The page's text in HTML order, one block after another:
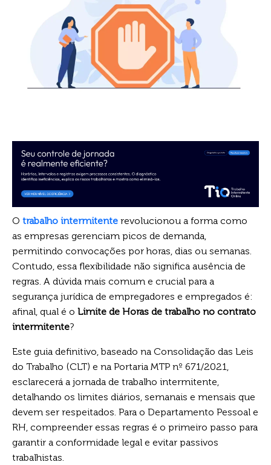
O trabalho intermitente revolucionou a forma como
as empresas gerenciam picos de demanda,
permitindo convocações por horas, dias ou semanas.
Contudo, essa flexibilidade não significa ausência de
regras. A dúvida mais comum e crucial para a
segurança jurídica de empregadores e empregados é:
afinal, qual é o Limite de Horas de trabalho no contrato
intermitente?
Este guia definitivo, baseado na Consolidação das Leis
do Trabalho (CLT) e na Portaria MTP nº 671/2021,
esclarecerá a jornada de trabalho intermitente,
detalhando os limites diários, semanais e mensais que
devem ser respeitados. Para o Departamento Pessoal e
RH, compreender essas regras é o primeiro passo para
garantir a conformidade legal e evitar passivos
trabalhistas.